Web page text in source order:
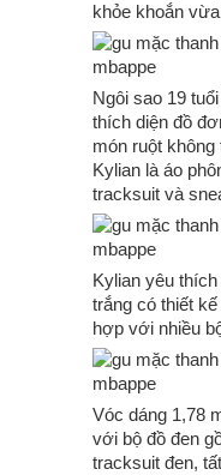
khỏe khoắn
Ngôi sao 19
thích diện đồ
món ruột không
Kylian là áo
tracksuit và
Kylian yêu
trắng có thiết
hợp với nhiều
Vóc dáng 1,78
với bộ đồ đen
tracksuit đen,